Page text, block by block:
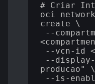
# Criar
oci
create \
--
--vcn-id
--display-
producao" \
--is-